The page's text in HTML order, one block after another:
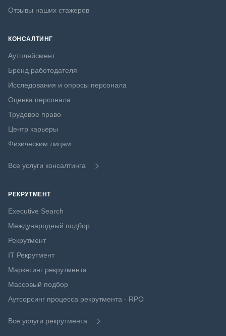
Отзывы наших стажеров
КОНСАЛТИНГ
Аутплейсмент
Бренд работодателя
Исследования и опросы персонала
Оценка персонала
Трудовое право
Центр карьеры
Физическим лицам
Все услуги консалтинга
РЕКРУТМЕНТ
Executive Search
Международный подбор
Рекрутмент
IT Рекрутмент
Маркетинг рекрутмента
Массовый подбор
Аутсорсинг процесса рекрутмента - RPO
Все услуги рекрутмента